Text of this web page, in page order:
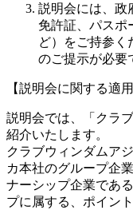
説明会には、政
免許証、パスポ
ど）をご持参く
のご提示が必要
【説明会に関する適用
説明会では、「クラ
紹介いたします。
クラブウィンダムア
カ本社のグループ企
ナーシップ企業であ
プに属する、ポイン